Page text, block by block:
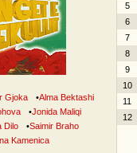
Gjoka •Alma Bektashi
•Jonida Maliqi
Dilo •Saimir Braho
Kamenica
5
6
7
8
9
10
11
12